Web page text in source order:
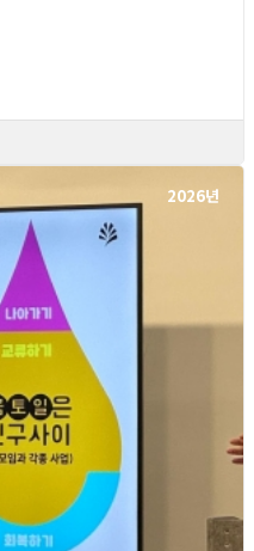
2026년